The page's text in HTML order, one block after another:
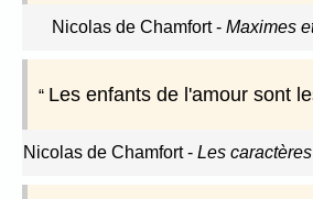
Nicolas de Chamfort- Maximes
Les enfants de l'amour sont
Nicolas de Chamfort- Les